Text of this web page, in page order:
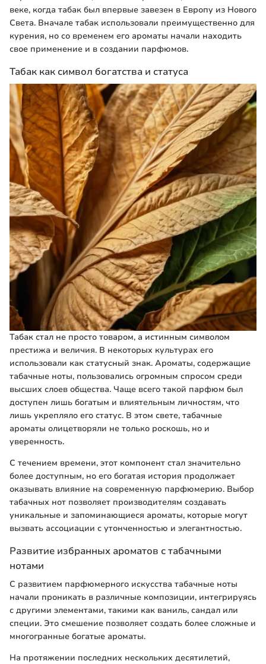
веке, когда табак был впервые завезен в Европу из Нового
Света. Вначале табак использовали преимущественно для
курения, но со временем его ароматы начали находить
свое применение и в создании парфюмов.
Табак как символ богатства и статуса
Табак стал не просто товаром, а истинным символом
престижа и величия. В некоторых культурах его
использовали как статусный знак. Ароматы, содержащие
табачные ноты, пользовались огромным спросом среди
высших слоев общества. Чаще всего такой парфюм был
доступен лишь богатым и влиятельным личностям, что
лишь укрепляло его статус. В этом свете, табачные
ароматы олицетворяли не только роскошь, но и
уверенность.
С течением времени, этот компонент стал значительно
более доступным, но его богатая история продолжает
оказывать влияние на современную парфюмерию. Выбор
табачных нот позволяет производителям создавать
уникальные и запоминающиеся ароматы, которые могут
вызвать ассоциации с утонченностью и элегантностью.
Развитие избранных ароматов с табачными
нотами
С развитием парфюмерного искусства табачные ноты
начали проникать в различные композиции, интегрируясь
с другими элементами, такими как ваниль, сандал или
специи. Это смешение позволяет создать более сложные и
многогранные богатые ароматы.
На протяжении последних нескольких десятилетий,